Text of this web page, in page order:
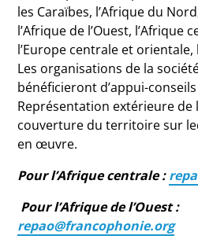
les Caraïbes, l’Afrique du
l’Afrique de l’Ouest, l’Afrique
l’Europe centrale et orientale,
Les organisations de la
bénéficieront d’appui-
Représentation extérieure de
couverture du territoire sur
en œuvre.
Pour l’Afrique centrale :
Pour l’Afrique de l’Ouest :
repao@francophonie.org